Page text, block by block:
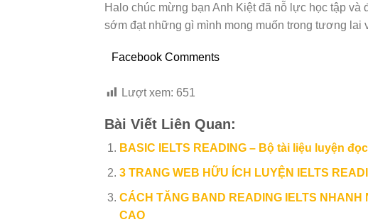
Halo chúc mừng bạn Anh Kiệt đã nỗ lực học tập
sớm đạt những gì mình mong muốn trong tương lai
Facebook Comments
Lượt xem: 651
Bài Viết Liên Quan:
BASIC IELTS READING – Bộ tài liệu luyện
3 TRANG WEB HỮU ÍCH LUYỆN IELTS
CÁCH TĂNG BAND READING IELTS
CAO